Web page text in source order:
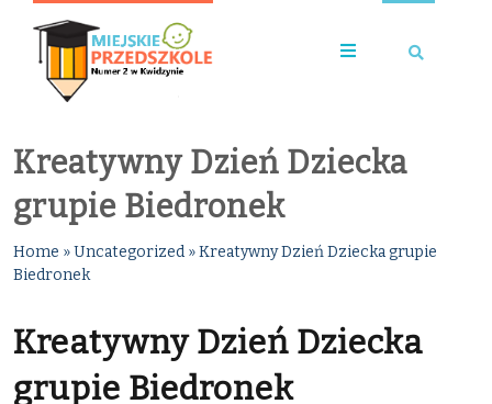
Kreatywny Dzień Dziecka
grupie Biedronek
Home »Uncategorized »Kreatywny Dzień Dziecka grupie
Biedronek
Kreatywny Dzień Dziecka
grupie Biedronek